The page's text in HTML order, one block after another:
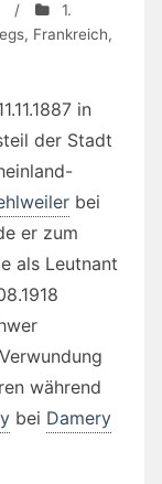
/
1.
, Frankreich,
in
der Stadt
bei
er zum
als Leutnant
während
bei Damery